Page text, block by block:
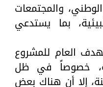
والمجتمعات
بما يستدعي
العام للمشروع
خصوصاً في ظل
إلا أن هناك بعض